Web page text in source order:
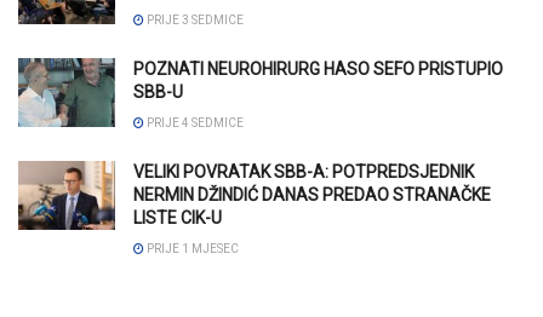
PRIJE 3 SEDMICE
POZNATI NEUROHIRURG HASO SEFO PRISTUPIO
SBB-U
PRIJE 4 SEDMICE
VELIKI POVRATAK SBB-A: POTPREDSJEDNIK
NERMIN DŽINDIĆ DANAS PREDAO STRANAČKE
LISTE CIK-U
PRIJE 1 MJESEC